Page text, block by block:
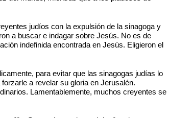
judíos con la expulsión de la sinagoga y
a buscar e indagar sobre Jesús. No es de
indefinida encontrada en Jesús. Eligieron el
para evitar que las sinagogas judías lo
a revelar su gloria en Jerusalén.
Lamentablemente, muchos creyentes se